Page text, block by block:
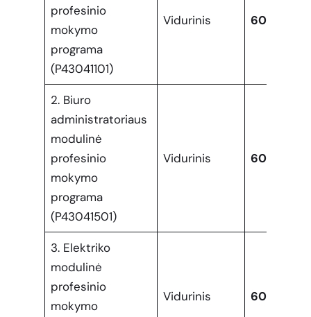
profesinio
mokymo
programa
(P43041101)
Vidurinis 60
2. Biuro
administratoriaus
modulinė
profesinio
mokymo
programa
(P43041501)
Vidurinis 60
3. Elektriko
modulinė
profesinio
mokymo
Vidurinis 60